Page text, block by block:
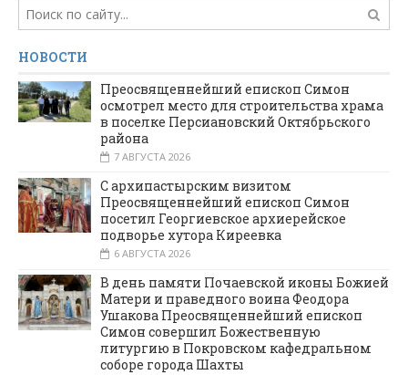
НОВОСТИ
Преосвященнейший епископ Симон
осмотрел место для строительства храма
в поселке Персиановский Октябрьского
района
7 АВГУСТА 2026
С архипастырским визитом
Преосвященнейший епископ Симон
посетил Георгиевское архиерейское
подворье хутора Киреевка
6 АВГУСТА 2026
В день памяти Почаевской иконы Божией
Матери и праведного воина Феодора
Ушакова Преосвященнейший епископ
Симон совершил Божественную
литургию в Покровском кафедральном
соборе города Шахты